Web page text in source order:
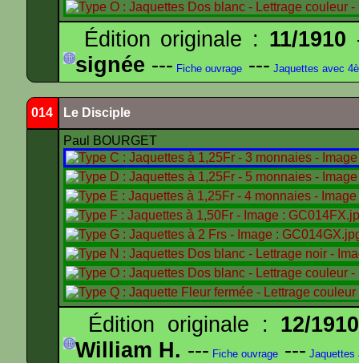
Édition originale : 11/1910
signée --- Fiche ouvrage --- Jaquettes avec
014 Le Disciple
Paul BOURGET
Édition originale : 12/1910
William H. --- Fiche ouvrage --- Jaquettes